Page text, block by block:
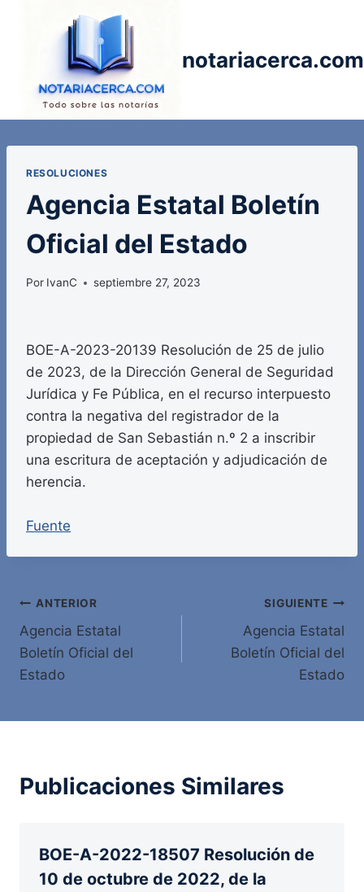
notariacerca.com
RESOLUCIONES
Agencia Estatal Boletín
Oficial del Estado
Por IvanC septiembre 27, 2023
BOE-A-2023-20139 Resolución de 25 de julio
de 2023, de la Dirección General de Seguridad
Jurídica y Fe Pública, en el recurso interpuesto
contra la negativa del registrador de la
propiedad de San Sebastián n.º 2 a inscribir
una escritura de aceptación y adjudicación de
herencia.
Fuente
Navegación
de
entradas
ANTERIOR
Agencia Estatal
Boletín Oficial del
Estado
SIGUIENTE
Agencia Estatal
Boletín Oficial del
Estado
Publicaciones Similares
BOE-A-2022-18507 Resolución de
10 de octubre de 2022, de la